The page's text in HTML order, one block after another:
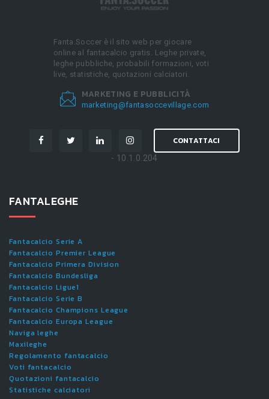
Fanta.Soccer è il sito web per giocare
online al fantacalcio gratis. Leghe private,
leghe pubbliche, probabili formazioni, voti
live, statistiche, quotazioni calciatori.
MARKETING E PUBBLICITÀ
marketing@fantasoccevillage.com
CONTATTACI
- 10.1.0.204
FANTALEGHE
Fantacalcio Serie A
Fantacalcio Premier League
Fantacalcio Primera Division
Fantacalcio Bundesliga
Fantacalcio Ligue1
Fantacalcio Serie B
Fantacalcio Champions League
Fantacalcio Europa League
Naviga leghe
Maxileghe
Regolamento fantacalcio
Voti fantacalcio
Quotazioni fantacalcio
Statistiche calciatori